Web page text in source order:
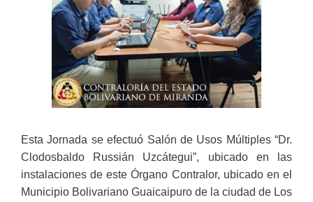
Esta Jornada se efectuó Salón de Usos Múltiples “Dr.
Clodosbaldo Russián Uzcátegui”, ubicado en las
instalaciones de este Órgano Contralor, ubicado en el
Municipio Bolivariano Guaicaipuro de la ciudad de Los